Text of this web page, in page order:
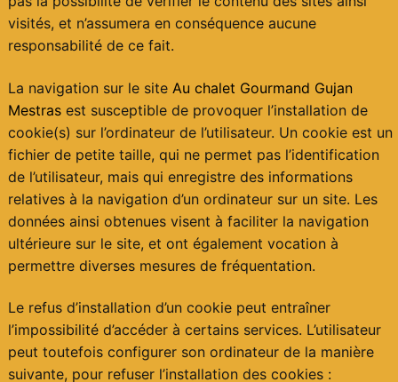
visités, et n’assumera en conséquence aucune
responsabilité de ce fait.
La navigation sur le site Au chalet Gourmand Gujan
Mestras est susceptible de provoquer l’installation de
cookie(s) sur l’ordinateur de l’utilisateur. Un cookie est un
fichier de petite taille, qui ne permet pas l’identification
de l’utilisateur, mais qui enregistre des informations
relatives à la navigation d’un ordinateur sur un site. Les
données ainsi obtenues visent à faciliter la navigation
ultérieure sur le site, et ont également vocation à
permettre diverses mesures de fréquentation.
Le refus d’installation d’un cookie peut entraîner
l’impossibilité d’accéder à certains services. L’utilisateur
peut toutefois configurer son ordinateur de la manière
suivante, pour refuser l’installation des cookies :